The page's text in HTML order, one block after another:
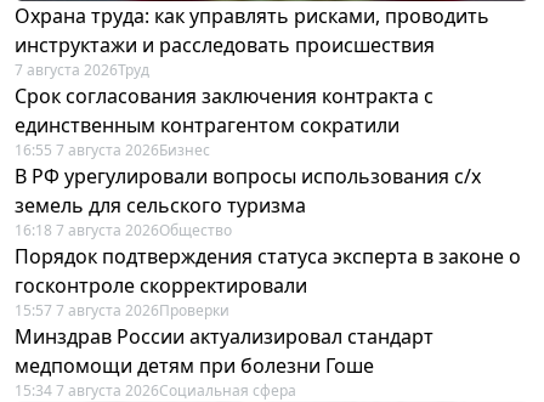
Охрана труда: как управлять рисками, проводить
инструктажи и расследовать происшествия
7 августа 2026Труд
Срок согласования заключения контракта с
единственным контрагентом сократили
16:55 7 августа 2026Бизнес
В РФ урегулировали вопросы использования с/х
земель для сельского туризма
16:18 7 августа 2026Общество
Порядок подтверждения статуса эксперта в законе о
госконтроле скорректировали
15:57 7 августа 2026Проверки
Минздрав России актуализировал стандарт
медпомощи детям при болезни Гоше
15:34 7 августа 2026Социальная сфера